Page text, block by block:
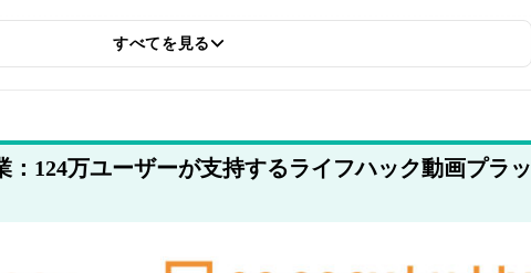
すべてを見る
：124万ユーザーが支持するライフハック動画プラッ